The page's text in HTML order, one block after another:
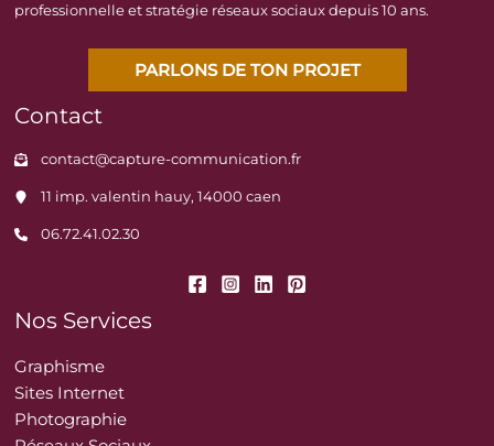
professionnelle et stratégie réseaux sociaux depuis 10 ans.
PARLONS DE TON PROJET
Contact
contact@capture-communication.fr
11 imp. valentin hauy, 14000 caen
06.72.41.02.30
Nos Services
Graphisme
Sites Internet
Photographie